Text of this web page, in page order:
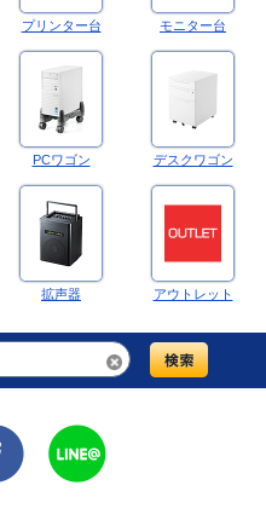
プリンター台 モニター台
PCワゴン デスクワゴン
拡声器 アウトレット